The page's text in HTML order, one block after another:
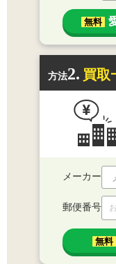
無料
方法2. 買取
メーカー
郵便番号
無料